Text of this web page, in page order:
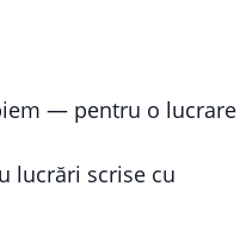
— pentru o lucrare
lucrări scrise cu